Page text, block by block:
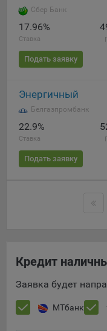
Сбер Банк
17.96%
Ставка
Подать заявку
Энергичный
Белгазпромбанк
22.9%
Ставка
Подать заявку
Кредит
Заявка будет
МТбанк